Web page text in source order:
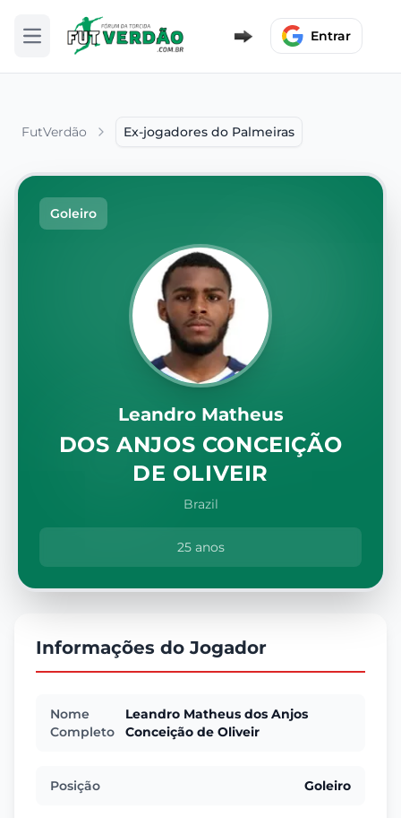
Abrir menu Entrar
FutVerdão Ex-jogadores do Palmeiras
Goleiro
Leandro Matheus
DOS ANJOS CONCEIÇÃO
DE OLIVEIR
Brazil
25 anos
Informações do Jogador
Nome
Completo
Leandro Matheus dos Anjos
Conceição de Oliveir
Posição Goleiro